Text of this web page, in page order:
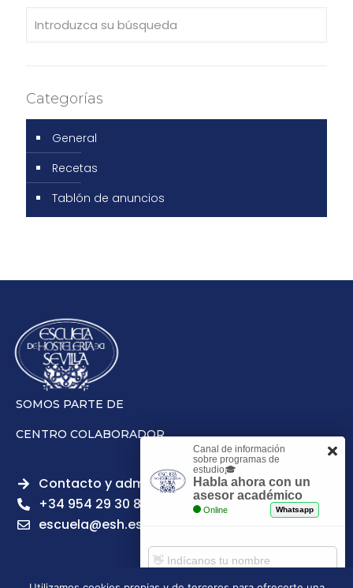
Categorías
General
Recetas
Tablón de anuncios
SOMOS PARTE DE
CENTRO COLABORADOR
Contacto y admisiones
+34 954 29 30 81
escuela@esh.es
Canal de información
sobre programas de
estudio🎓
Habla ahora con un
asesor académico
Online Whatsapp